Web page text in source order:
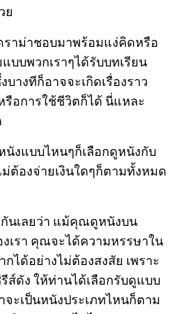
ย
ราม่าชอบมาพร้อมแง่คิดหรือ
บบพวกเราๆได้รับบทเรียน
างทีก็อาจจะเกิดเรื่องราว
รือการใช้ชีวิตก็ได้ นี่แหละ
นังแบบไหนๆก็เลือกดูหนังกับ
ต้องจ่ายเงินใดๆก็ตามทั้งหมด
กันเลยว่า แม้คุณดูหนังบน
เรา คุณจะได้ความหรรษาใน
ได้อย่างไม่ต้องสงสัย เพราะ
ส์ดัง ให้ท่านได้เลือกรับดูแบบ
จะเป็นหนังประเภทไหนก็ตาม